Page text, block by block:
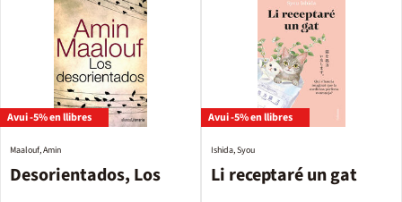
Avui -5% en llibres
Desorientados, Los
Maalouf, Amin
Avui -5% en llibres
Li receptaré un gat
Ishida, Syou